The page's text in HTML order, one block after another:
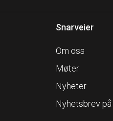
Snarveier
Om oss
Møter
Nyheter
Nyhetsbrev